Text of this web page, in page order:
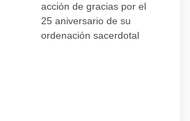
acción de gracias por el
25 aniversario de su
ordenación sacerdotal